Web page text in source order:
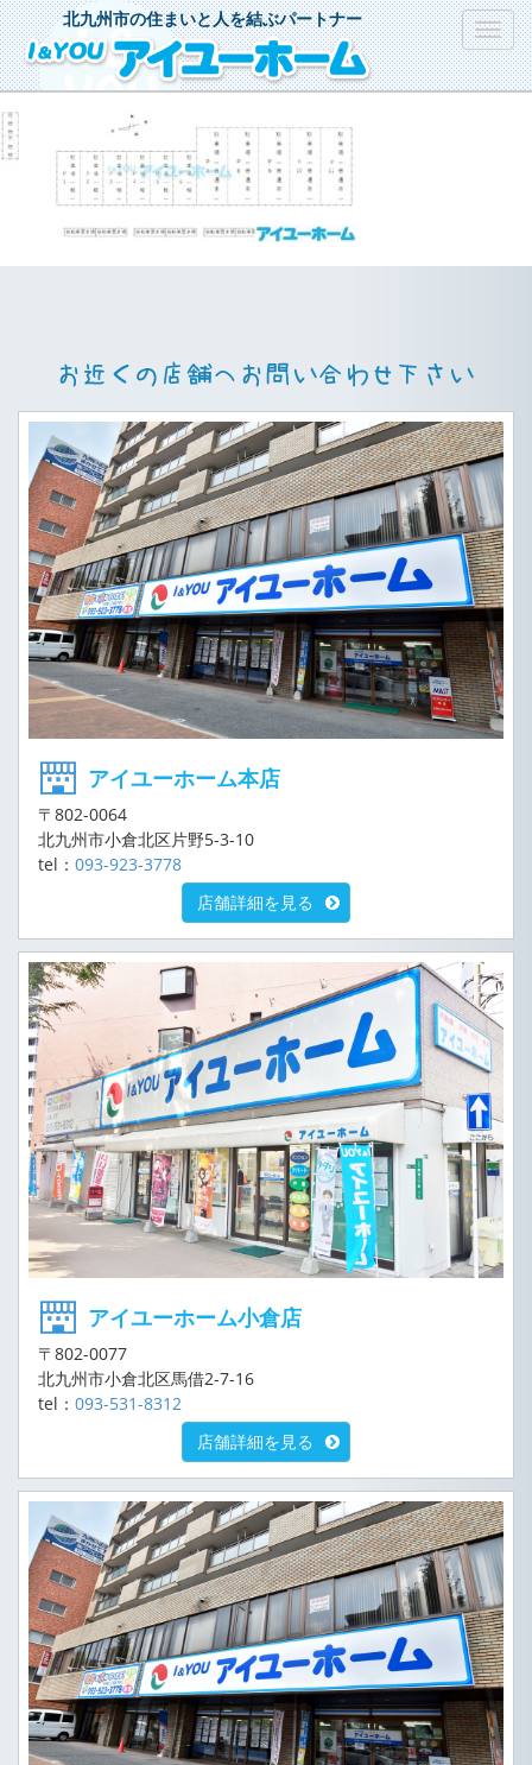
北九州市の住まいと人を結ぶパートナー
アイユーホーム本店
〒802-0064
北九州市小倉北区片野5-3-10
tel： 093-923-3778
店舗詳細を見る
アイユーホーム小倉店
〒802-0077
北九州市小倉北区馬借2-7-16
tel： 093-531-8312
店舗詳細を見る